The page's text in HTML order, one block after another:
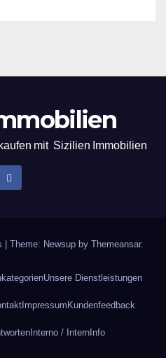
mit Sizilien Immobilien
Theme: Newsup by Themeansar.
Unsere Dienstleistungen
Impressum Kundenfeedback
Interno / Intern Info